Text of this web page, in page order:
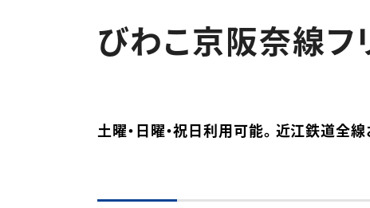
びわこ京阪奈線フ
土曜・日曜・祝日利用可能。 近江鉄道全